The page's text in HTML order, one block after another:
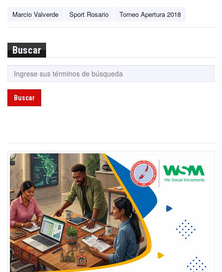
Marcio Valverde Sport Rosario Torneo Apertura 2018
Buscar
Buscar